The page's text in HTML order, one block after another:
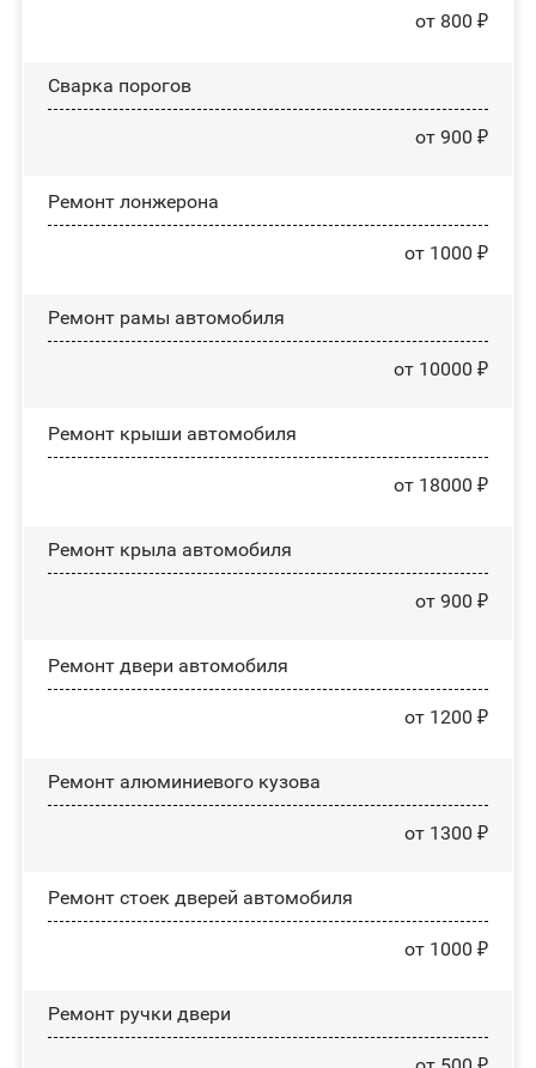
от 800 ₽
Сварка порогов
от 900 ₽
Ремонт лонжерона
от 1000 ₽
Ремонт рамы автомобиля
от 10000 ₽
Ремонт крыши автомобиля
от 18000 ₽
Ремонт крыла автомобиля
от 900 ₽
Ремонт двери автомобиля
от 1200 ₽
Ремонт алюминиевого кузова
от 1300 ₽
Ремонт стоек дверей автомобиля
от 1000 ₽
Ремонт ручки двери